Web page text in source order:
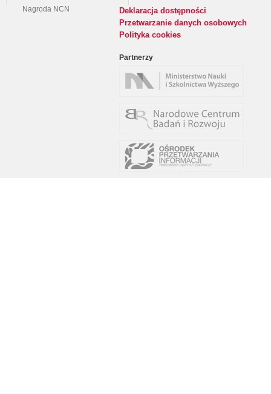
Nagroda NCN
Deklaracja dostępności
Przetwarzanie danych osobowych
Polityka cookies
Partnerzy